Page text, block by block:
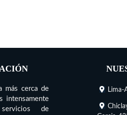
más cerca de
intensamente
de
Lima-